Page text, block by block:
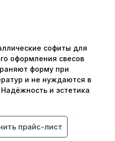
софиты для
оформления свесов
форму при
и не нуждаются в
и эстетика
прайс-лист